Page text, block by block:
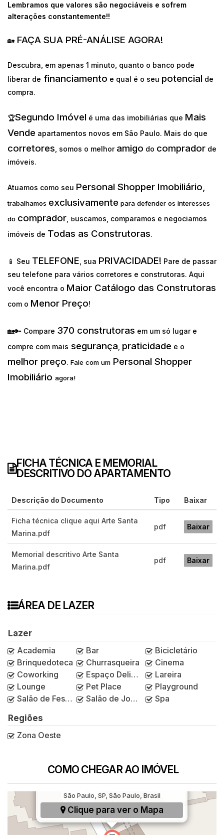
Lembramos que valores são negociáveis e sofrem
alterações constantemente!!
🏡 FAÇA SUA PRÉ-ANÁLISE AGORA!
Descubra, em apenas 1 minuto, quanto o banco pode
liberar de financiamento e qual é o seu potencial de
compra.
🏆Segundo Imóvel é uma das imobiliárias que Mais
Vende apartamentos novos em São Paulo. Mais do que
corretores , somos o melhor amigo do comprador de
imóveis.
Atuamos como seu Personal Shopper Imobiliário,
trabalhamos exclusivamente para defender os interesses
do comprador, buscamos, comparamos e negociamos
imóveis de Todas as Construtoras.
📱 Seu TELEFONE , sua PRIVACIDADE! Pare de passar
seu telefone para vários corretores e construtoras. Aqui
você encontra o Maior Catálogo das Construtoras
com o Menor Preço!
🏡🔑 Compare 370 construtoras em um só lugar e
compre com mais segurança praticidade e o
melhor preço. Fale com um Personal Shopper
Imobiliário agora!
FICHA TÉCNICA E MEMORIAL
DESCRITIVO DO APARTAMENTO
Descrição do Documento Tipo Baixar
Ficha técnica clique aqui Arte Santa
Marina.pdf
pdf Baixar
Memorial descritivo Arte Santa
Marina.pdf
pdf Baixar
ÁREA DE LAZER
Lazer
Academia
Bar
Bicicletário
Brinquedoteca
Churrasqueira
Cinema
Coworking
Espaço Delivery
Lareira
Lounge
Pet Place
Playground
Salão de Festas
Salão de Jogos
Spa
Regiões
Zona Oeste
COMO CHEGAR AO IMÓVEL
Avenida Santa Marina, 1299, Água Branca,
São Paulo, SP, São Paulo, Brasil
Clique para ver o Mapa